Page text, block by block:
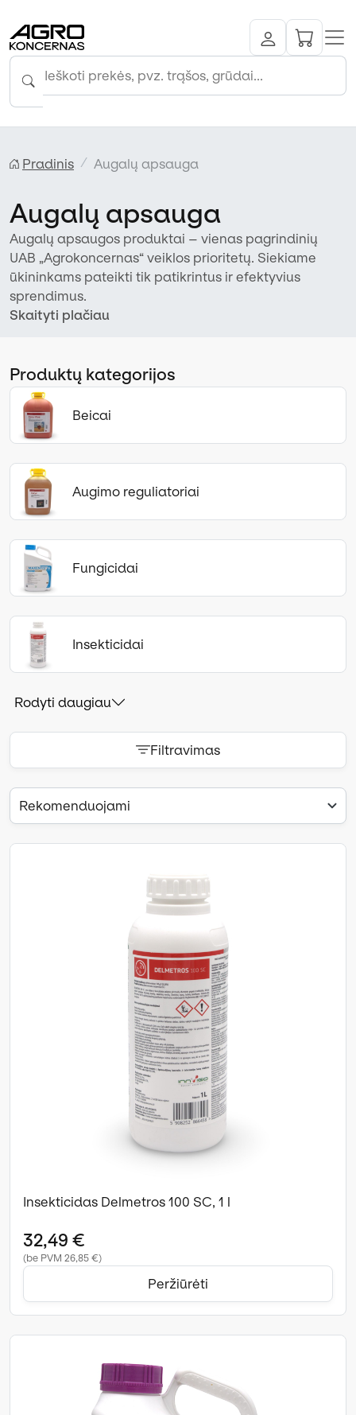
Pradinis Augalų apsauga
Augalų apsauga
Augalų apsaugos produktai – vienas pagrindinių
UAB „Agrokoncernas“ veiklos prioritetų. Siekiame
ūkininkams pateikti tik patikrintus ir efektyvius
sprendimus.
Skaityti plačiau
Produktų kategorijos
Beicai
Augimo reguliatoriai
Fungicidai
Insekticidai
Rodyti daugiau
Filtravimas
Rekomenduojami
Insekticidas Delmetros 100 SC, 1 l
32,49 €
(be PVM 26,85 €)
Peržiūrėti